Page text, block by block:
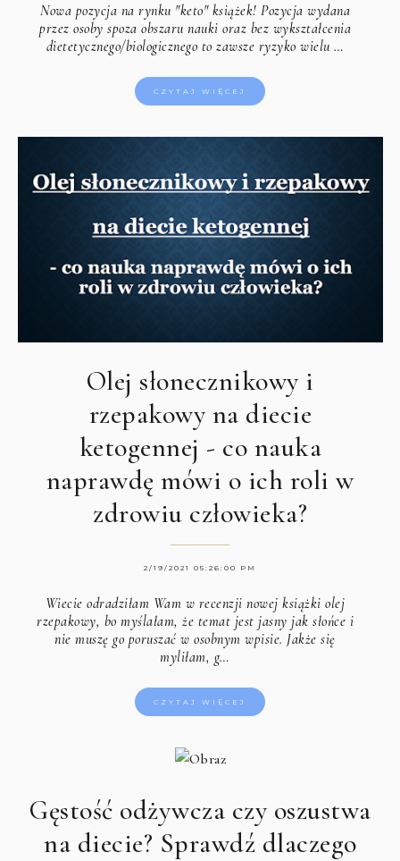
Nowa pozycja na rynku "keto" książek! Pozycja wydana
przez osoby spoza obszaru nauki oraz bez wykształcenia
dietetycznego/biologicznego to zawsze ryzyko wielu …
CZYTAJ WIĘCEJ
Olej słonecznikowy i
rzepakowy na diecie
ketogennej - co nauka
naprawdę mówi o ich roli w
zdrowiu człowieka?
2/19/2021 05:26:00 PM
Wiecie odradziłam Wam w recenzji nowej książki olej
rzepakowy, bo myślałam, że temat jest jasny jak słońce i
nie muszę go poruszać w osobnym wpisie. Jakże się
myliłam, g…
CZYTAJ WIĘCEJ
Gęstość odżywcza czy oszustwa
na diecie? Sprawdź dlaczego